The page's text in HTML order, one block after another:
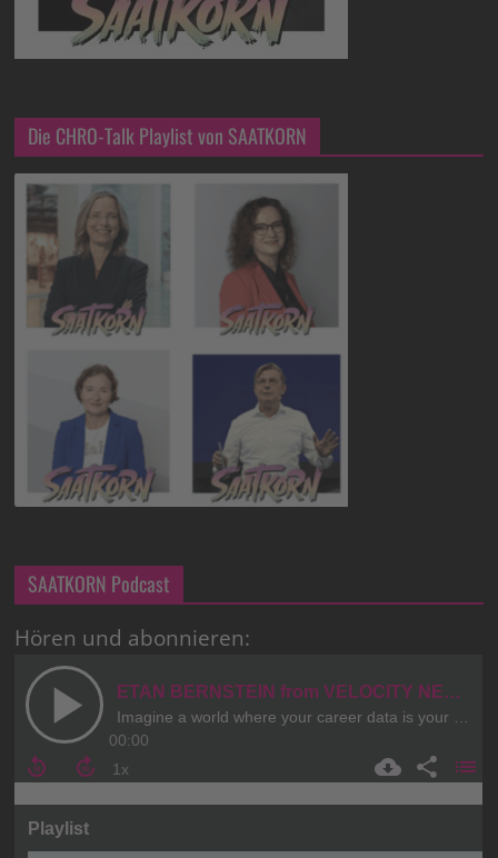
Die CHRO-Talk Playlist von SAATKORN
SAATKORN Podcast
Hören und abonnieren: